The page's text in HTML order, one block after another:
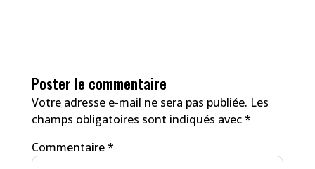
Poster le commentaire
Votre adresse e-mail ne sera pas publiée. Les
champs obligatoires sont indiqués avec*
Commentaire*